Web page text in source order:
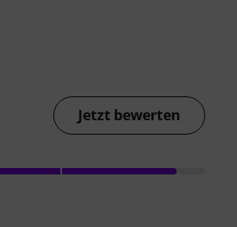
Jetzt bewerten